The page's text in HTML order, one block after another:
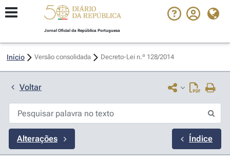
Jornal Oficial da República Portuguesa
Início Versão consolidada Decreto-Lei n.º 128/2014
Voltar
Alterações Índice